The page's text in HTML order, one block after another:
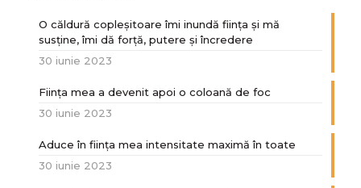
O căldură copleșitoare îmi inundă ființa și mă
susține, îmi dă forță, putere și încredere
30 iunie 2023
Ființa mea a devenit apoi o coloană de foc
30 iunie 2023
Aduce în ființa mea intensitate maximă în toate
30 iunie 2023